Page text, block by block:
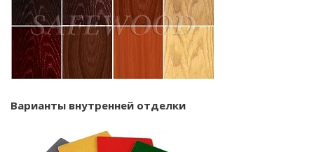
Варианты внутренней отделки